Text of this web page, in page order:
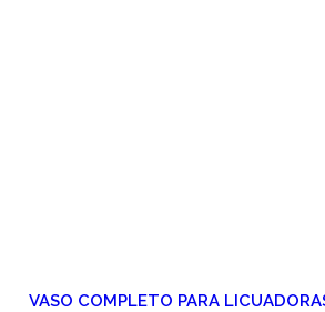
VASO COMPLETO PARA